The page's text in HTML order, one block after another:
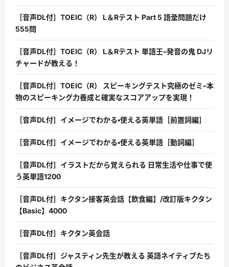
［音声DL付］TOEIC（R） L＆Rテスト Part 5 語彙問題だけ
555問
［音声DL付］TOEIC（R） L＆Rテスト 単語王–発音の鬼 DJリ
チャードが教える！
［音声DL付］TOEIC（R） スピーキングテスト究極のゼミ–本
物のスピーキング力養成と確実なスコアアップを実現！
［音声DL付］イメージでわかる・使える英単語［前置詞編］
［音声DL付］イメージでわかる・使える英単語［動詞編］
［音声DL付］イラストだから覚えられる 日常生活や仕事で使
う英単語1200
［音声DL付］キクタン接客英会話【飲食編】/改訂版キクタン
【Basic】4000
［音声DL付］キクタン英会話
［音声DL付］ジャスティン先生が教える 英語ネイティブたち